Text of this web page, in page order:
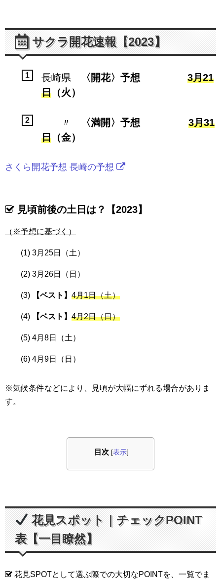
サクラ開花速報【2023】
長崎県 〈開花〉予想 3月21
日 （火）
〃 〈満開〉予想 3月31
日 （金）
さくら開花予想 長崎の予想
見頃前後の土日は？【2023】
（※予想に基づく）
3月25日（土）
3月26日（日）
【ベスト】 4月1日（土）
【ベスト】 4月2日（日）
4月8日（土）
4月9日（日）
※気候条件などにより、見頃が大幅にずれる場合がありま
す。
目次 [表示]
花見スポット｜チェックPOINT
表【一目瞭然】
花見SPOTとして選ぶ際での大切なPOINTを、一覧でま